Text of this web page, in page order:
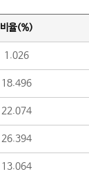
비율(%)
1.026
18.496
22.074
26.394
13.064